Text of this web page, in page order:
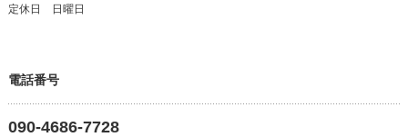
定休日 日曜日
電話番号
090-4686-7728